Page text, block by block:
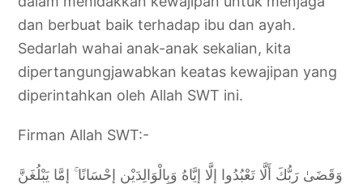
dan berbuat baik terhadap ibu dan ayah.
Sedarlah wahai anak-anak sekalian, kita
dipertangungjawabkan keatas kewajipan yang
diperintahkan oleh Allah SWT ini.
Firman Allah SWT:-
وَقَضَىٰ رَبُّكَ أَلَّا تَعْبُدُوا إِلَّا إِيَّاهُ وَبِالْوَالِدَيْنِ إِحْسَانًا ۚ إِمَّا يَبْلُغَنَّ